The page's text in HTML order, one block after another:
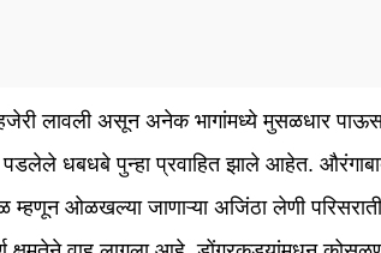
हजेरी लावली असून अनेक भागांमध्ये मुसळधार
धबधबे पुन्हा प्रवाहित झाले आहेत.
म्हणून ओळखल्या जाणाऱ्या अजिंठा लेणी